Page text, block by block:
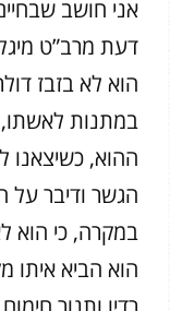
אני חושב
דעת מרב”ט
הוא לא בזבז
במתנות
ההוא, כשיצאנו
הגשר ודיבר על
במקרה, כי הוא
הוא הביא איתו